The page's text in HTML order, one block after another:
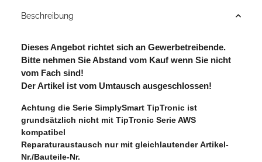
Beschreibung
Dieses Angebot richtet sich an Gewerbetreibende.
Bitte nehmen Sie Abstand vom Kauf wenn Sie nicht
vom Fach sind!
Der Artikel ist vom Umtausch ausgeschlossen!
Achtung die Serie SimplySmart TipTronic ist
grundsätzlich nicht mit TipTronic Serie AWS
kompatibel
Reparaturaustausch nur mit gleichlautender Artikel-
Nr./Bauteile-Nr.